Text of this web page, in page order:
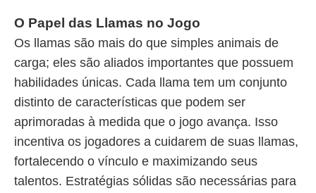
O Papel das Llamas no Jogo
Os llamas são mais do que simples animais de
carga; eles são aliados importantes que possuem
habilidades únicas. Cada llama tem um conjunto
distinto de características que podem ser
aprimoradas à medida que o jogo avança. Isso
incentiva os jogadores a cuidarem de suas llamas,
fortalecendo o vínculo e maximizando seus
talentos. Estratégias sólidas são necessárias para